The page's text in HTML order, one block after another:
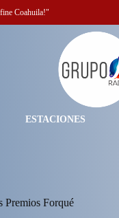
Coahuila!"
ESTACIONES
Premios Forqué